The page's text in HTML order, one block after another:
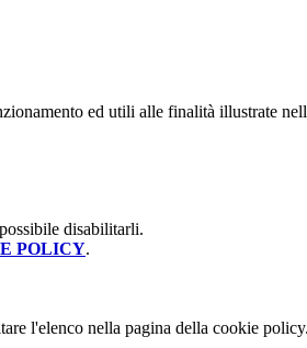
ed utili alle finalità illustrate
disabilitarli.
POLICY.
l'elenco nella pagina della cookie policy.